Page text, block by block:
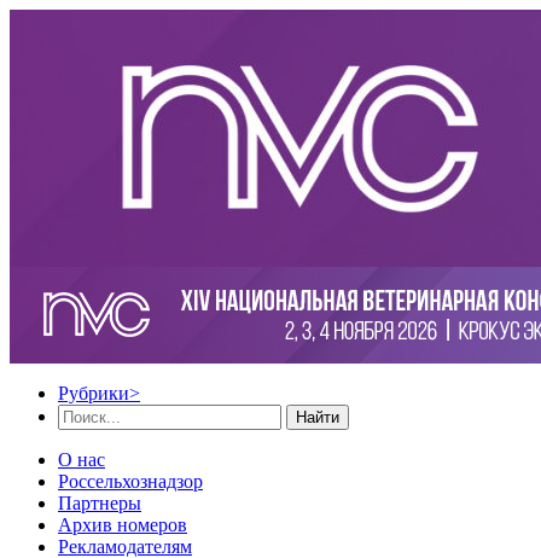
Рубрики>
Найти
О нас
Россельхознадзор
Партнеры
Архив номеров
Рекламодателям